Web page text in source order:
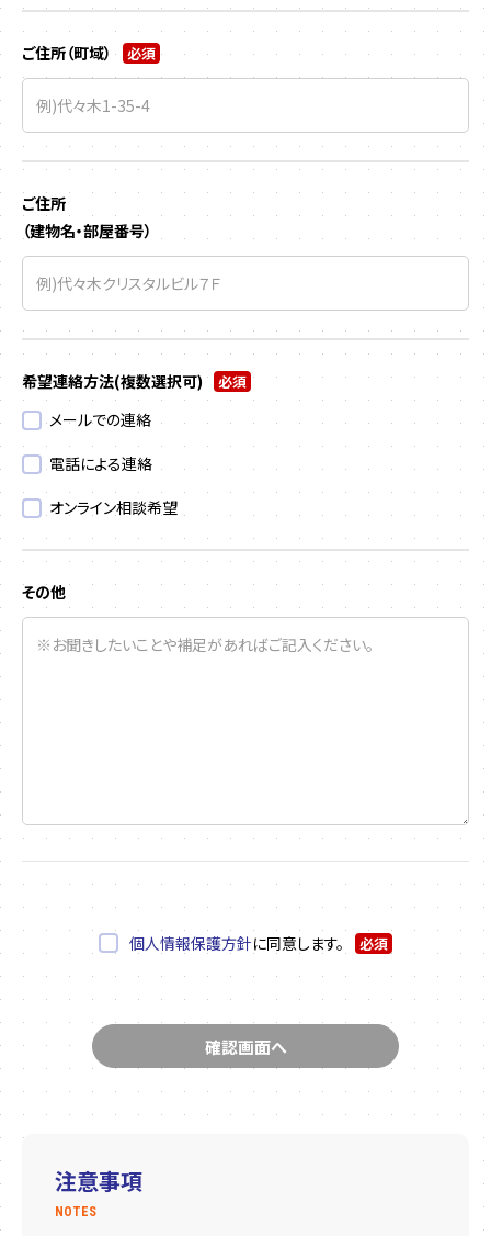
ご住所（町域） 必須
ご住所
（建物名・部屋番号）
希望連絡方法(複数選択可) 必須
メールでの連絡
電話による連絡
オンライン相談希望
その他
個人情報保護方針に同意します。 必須
注意事項
NOTES